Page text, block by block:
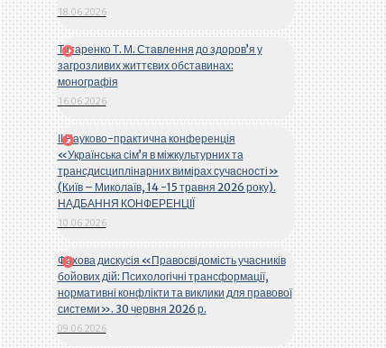
18.06.2026
Титаренко Т. М. Ставлення до здоров’я у
загрозливих життєвих обставинах:
монографія
16.06.2026
ІІ Науково-практична конференція
«Українська сім’я в міжкультурних та
трансдисциплінарних вимірах сучасності»
(Київ – Миколаїв, 14 -15 травня 2026 року).
НАДБАННЯ КОНФЕРЕНЦІЇ
10.06.2026
Фахова дискусія «Правосвідомість учасників
бойових дій: Психологічні трансформації,
нормативні конфлікти та виклики для правової
системи». 30 червня 2026 р.
09.06.2026